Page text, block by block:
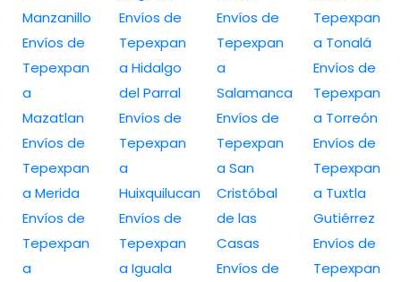
Manzanillo
Envíos de
Tepexpan
a
Mazatlan
Envíos de
Tepexpan
a Merida
Envíos de
Tepexpan
a
Envíos de
Tepexpan
a Hidalgo
del Parral
Envíos de
Tepexpan
a
Huixquilucan
Envíos de
Tepexpan
a Iguala
Envíos de
Tepexpan
a
Salamanca
Envíos de
Tepexpan
a San
Cristóbal
de las
Casas
Envíos de
Tepexpan
a Tonalá
Envíos de
Tepexpan
a Torreón
Envíos de
Tepexpan
a Tuxtla
Gutiérrez
Envíos de
Tepexpan